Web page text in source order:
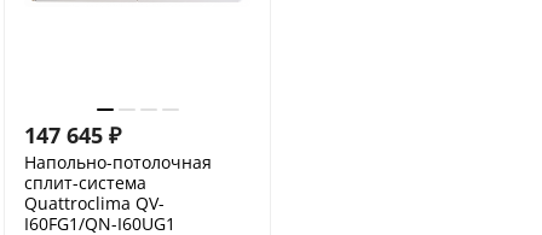
147 645 ₽
Напольно-потолочная
сплит-система
Quattroclima QV-
I60FG1/QN-I60UG1